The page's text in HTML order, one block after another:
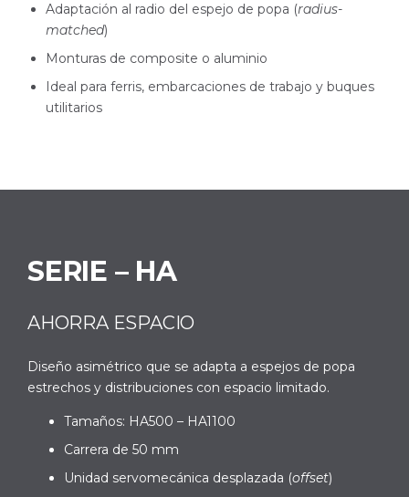
Adaptación al radio del espejo de popa (radius-
matched)
Monturas de composite o aluminio
Ideal para ferris, embarcaciones de trabajo y buques
utilitarios
SERIE – HA
AHORRA ESPACIO
Diseño asimétrico que se adapta a espejos de popa
estrechos y distribuciones con espacio limitado.
Tamaños: HA500 – HA1100
Carrera de 50 mm
Unidad servomecánica desplazada (offset)